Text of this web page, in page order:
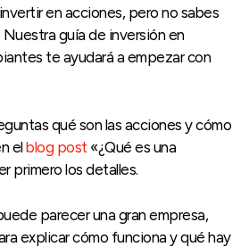
en acciones, pero no sabes
guía de inversión en
te ayudará a empezar con
qué son las acciones y cómo
elblog post «¿Qué es una
primero los detalles.
parecer una gran empresa,
explicar cómo funciona y qué hay